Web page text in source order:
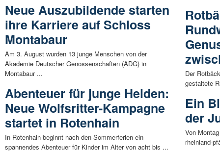
Neue Auszubildende starten
ihre Karriere auf Schloss
Montabaur
Am 3. August wurden 13 junge Menschen von der
Akademie Deutscher Genossenschaften (ADG) in
Montabaur ...
Abenteuer für junge Helden:
Neue Wolfsritter-Kampagne
startet in Rotenhain
In Rotenhain beginnt nach den Sommerferien ein
spannendes Abenteuer für Kinder im Alter von acht bis ...
Der
gestaltete
Ein
der
Von
rheinland-